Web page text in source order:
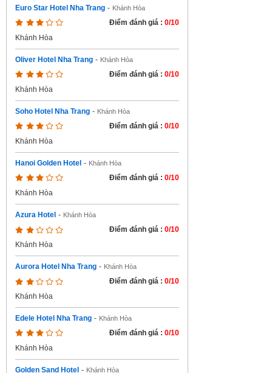
Euro Star Hotel Nha Trang - Khánh Hòa
Điểm đánh giá : 0/10
Khánh Hòa
Oliver Hotel Nha Trang - Khánh Hòa
Điểm đánh giá : 0/10
Khánh Hòa
Soho Hotel Nha Trang - Khánh Hòa
Điểm đánh giá : 0/10
Khánh Hòa
Hanoi Golden Hotel - Khánh Hòa
Điểm đánh giá : 0/10
Khánh Hòa
Azura Hotel - Khánh Hòa
Điểm đánh giá : 0/10
Khánh Hòa
Aurora Hotel Nha Trang - Khánh Hòa
Điểm đánh giá : 0/10
Khánh Hòa
Edele Hotel Nha Trang - Khánh Hòa
Điểm đánh giá : 0/10
Khánh Hòa
Golden Sand Hotel - Khánh Hòa